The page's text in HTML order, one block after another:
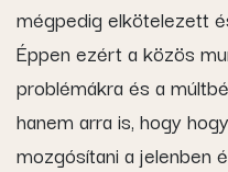
mégpedig elkötelezett
Éppen ezért a közös
problémákra és a
hanem arra is, hogy
mozgósítani a jelenben